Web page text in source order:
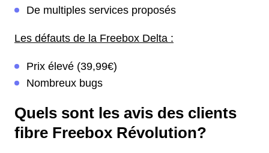
De multiples services proposés
Les défauts de la Freebox Delta :
Prix élevé (39,99€)
Nombreux bugs
Quels sont les avis des clients
fibre Freebox Révolution?